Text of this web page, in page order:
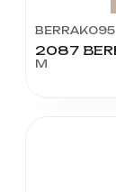
BERRAK095
M